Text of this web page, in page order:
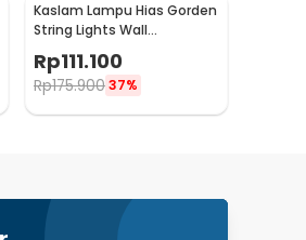
Kaslam Lampu Hias Gorden
String Lights Wall
LED - S-32
Rp111.100
Rp175.90037%